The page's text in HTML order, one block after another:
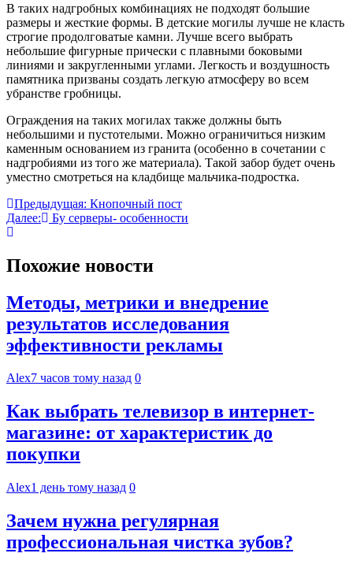
В таких надгробных комбинациях не подходят большие
размеры и жесткие формы. В детские могилы лучше не класть
строгие продолговатые камни. Лучше всего выбрать
небольшие фигурные прически с плавными боковыми
линиями и закругленными углами. Легкость и воздушность
памятника призваны создать легкую атмосферу во всем
убранстве гробницы.
Ограждения на таких могилах также должны быть
небольшими и пустотелыми. Можно ограничиться низким
каменным основанием из гранита (особенно в сочетании с
надгробиями из того же материала). Такой забор будет очень
уместно смотреться на кладбище мальчика-подростка.
Навигация
по
Предыдущая: Кнопочный пост
Далее:
Бу серверы- особенности
Похожие новости
Методы, метрики и внедрение
результатов исследования
эффективности рекламы
Alex7 часов тому назад 0
Как выбрать телевизор в интернет-
магазине: от характеристик до
покупки
Alex1 день тому назад 0
Зачем нужна регулярная
профессиональная чистка зубов?